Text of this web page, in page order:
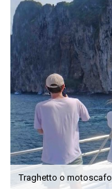
Traghetto o